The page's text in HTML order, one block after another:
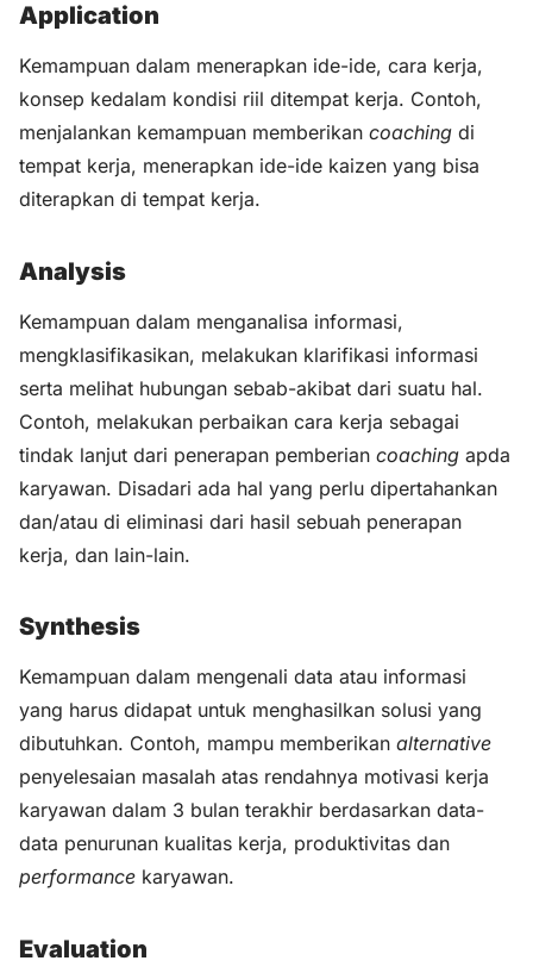
Application
Kemampuan dalam menerapkan ide-ide, cara kerja,
konsep kedalam kondisi riil ditempat kerja. Contoh,
menjalankan kemampuan memberikan coaching di
tempat kerja, menerapkan ide-ide kaizen yang bisa
diterapkan di tempat kerja.
Analysis
Kemampuan dalam menganalisa informasi,
mengklasifikasikan, melakukan klarifikasi informasi
serta melihat hubungan sebab-akibat dari suatu hal.
Contoh, melakukan perbaikan cara kerja sebagai
tindak lanjut dari penerapan pemberian coaching apda
karyawan. Disadari ada hal yang perlu dipertahankan
dan/atau di eliminasi dari hasil sebuah penerapan
kerja, dan lain-lain.
Synthesis
Kemampuan dalam mengenali data atau informasi
yang harus didapat untuk menghasilkan solusi yang
dibutuhkan. Contoh, mampu memberikan alternative
penyelesaian masalah atas rendahnya motivasi kerja
karyawan dalam 3 bulan terakhir berdasarkan data-
data penurunan kualitas kerja, produktivitas dan
performance karyawan.
Evaluation